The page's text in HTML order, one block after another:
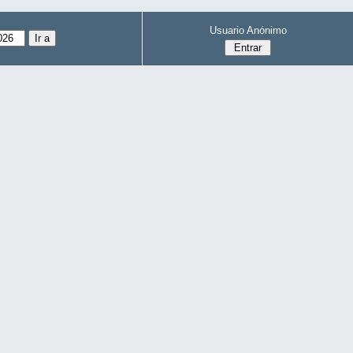
Usuario Anónimo